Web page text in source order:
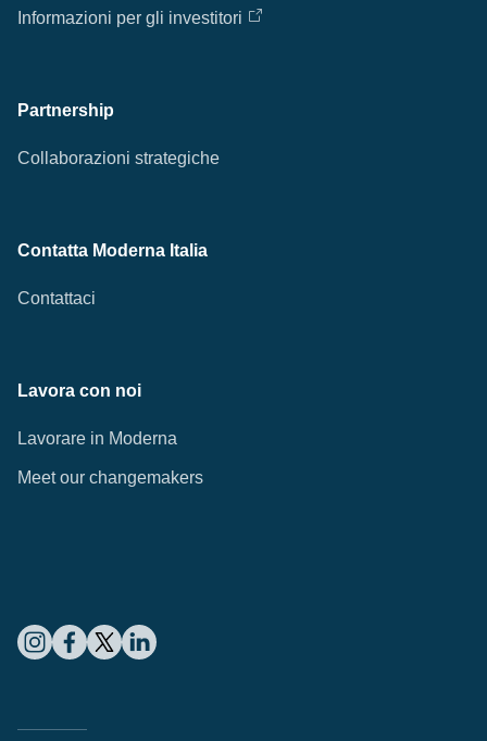
Informazioni per gli investitori
Partnership
Collaborazioni strategiche
Contatta Moderna Italia
Contattaci
Lavora con noi
Lavorare in Moderna
Meet our changemakers